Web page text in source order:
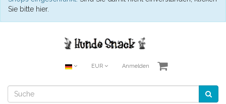
Sie bitte hier.
EUR Anmelden